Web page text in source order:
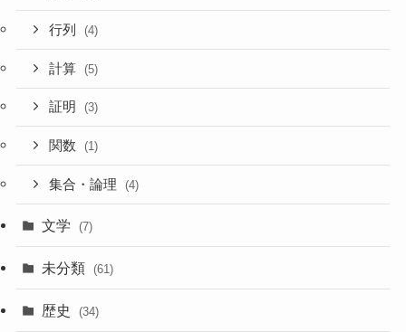
行列 (4)
計算 (5)
証明 (3)
関数 (1)
集合・論理 (4)
文学 (7)
未分類 (61)
歴史 (34)